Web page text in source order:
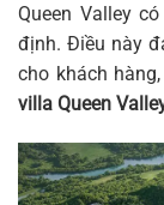
Queen Valley
định. Điều này
cho khách
villa Queen